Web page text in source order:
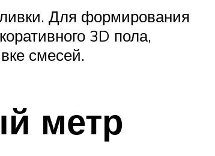
Для формирования
3D пола,
смесей.
метр